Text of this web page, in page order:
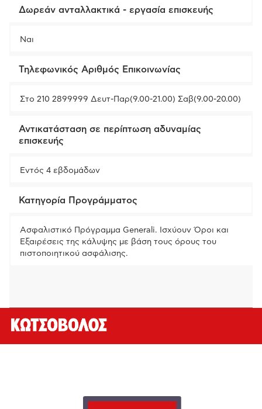
Δωρεάν ανταλλακτικά - εργασία επισκευής
Ναι
Τηλεφωνικός Αριθμός Επικοινωνίας
Στο 210 2899999 Δευτ-Παρ(9.00-21.00) Σαβ(9.00-20.00)
Αντικατάσταση σε περίπτωση αδυναμίας
επισκευής
Εντός 4 εβδομάδων
Κατηγορία Προγράμματος
Ασφαλιστικό Πρόγραμμα Generali. Ισχύουν Όροι και
Εξαιρέσεις της κάλυψης με βάση τους όρους του
πιστοποιητικού ασφάλισης.